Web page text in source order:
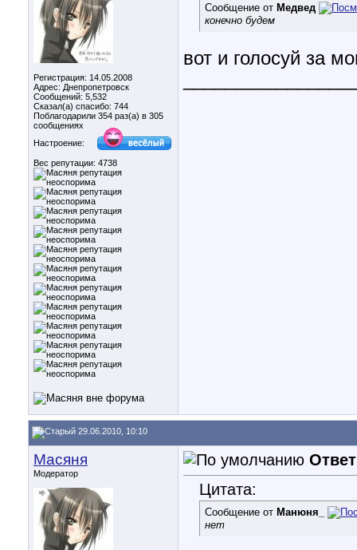
Регистрация: 14.05.2008
Адрес: Днепропетровск
Сообщений: 5,532
Сказал(а) спасибо: 744
Поблагодарили 354 раз(а) в 305
сообщениях
Настроение:
Вес репутации: 4738
Сообщение от Медвед
конечно будем
вот и голосуй за
29.06.2010, 10:10
Масяня
Модератор
Цитата:
Сообщение от Манюня_
нет